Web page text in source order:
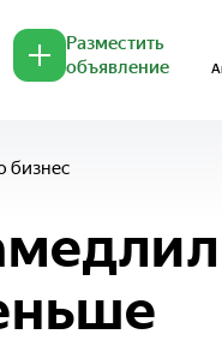
Разместить
объявление
бизнес